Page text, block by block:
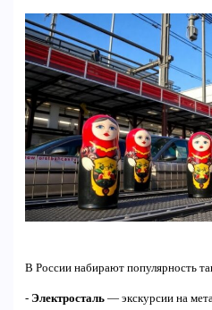
В России набирают популярность
- Электросталь— экскурсии на